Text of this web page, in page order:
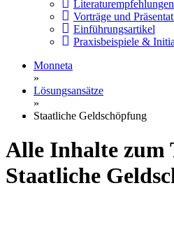
Literaturempfehlungen
Vorträge und
Einführungsartikel
Praxisbeispiele &
Monneta
»
Lösungsansätze
»
Staatliche Geldschöpfung
Alle Inhalte zum
Staatliche